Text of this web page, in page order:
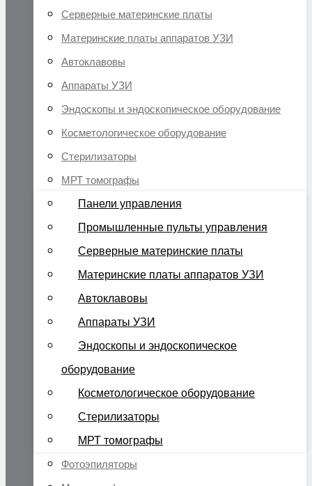
Серверные материнские платы
Материнские платы аппаратов УЗИ
Автоклавовы
Аппараты УЗИ
Эндоскопы и эндоскопическое оборудование
Косметологическое оборудование
Стерилизаторы
МРТ томографы
Панели управления
Промышленные пульты управления
Серверные материнские платы
Материнские платы аппаратов УЗИ
Автоклавовы
Аппараты УЗИ
Эндоскопы и эндоскопическое
оборудование
Косметологическое оборудование
Стерилизаторы
МРТ томографы
Фотоэпиляторы